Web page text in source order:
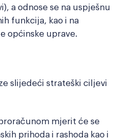
a odnose se na uspješnu
funkcija, kao i na
općinske uprave.
slijedeći strateški ciljevi
mjerit će se
prihoda i rashoda kao i